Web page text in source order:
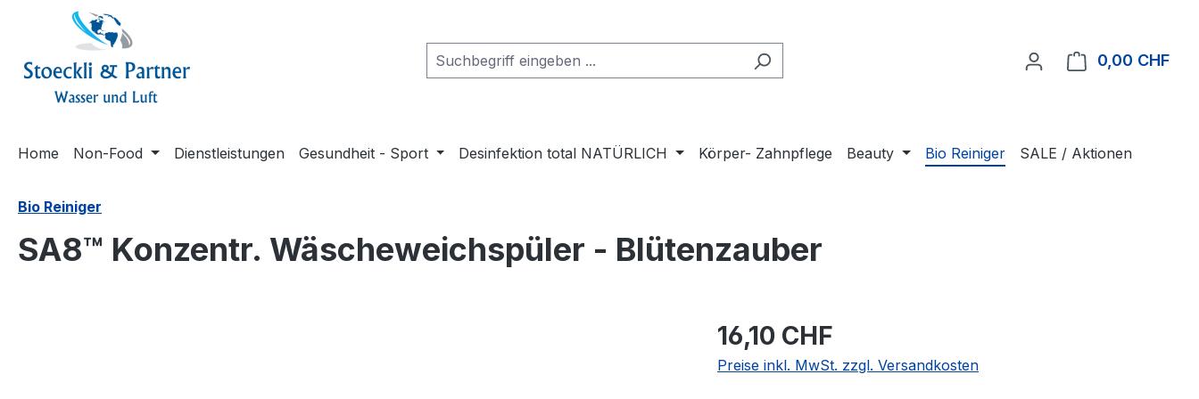
Zur Hauptnavigation springen
0,00 CHF
Home Non-Food Dienstleistungen Gesundheit - Sport Desinfektion total NATÜRLICH Körper- Zahnpflege Beauty Bio Reiniger SALE / Aktionen
Bio Reiniger
SA8™ Konzentr. Wäscheweichspüler - Blütenzauber
16,10 CHF
Preise inkl. MwSt. zzgl. Versandkosten